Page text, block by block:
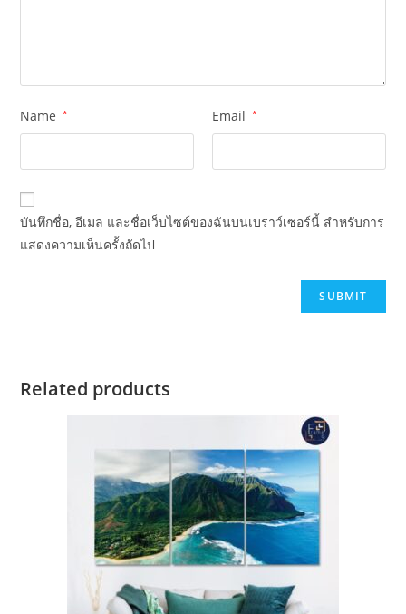
Name * Email *
บันทึกชื่อ, อีเมล และชื่อเว็บไซต์ของฉันบนเบราว์เซอร์นี้ สำหรับการ
แสดงความเห็นครั้งถัดไป
Related products